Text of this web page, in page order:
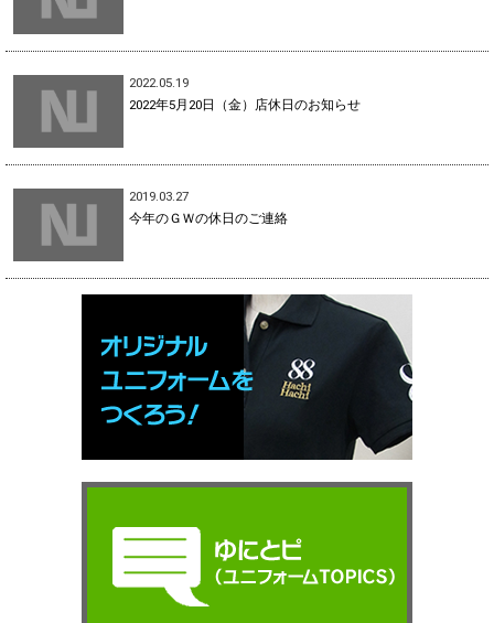
2022.05.19
2022年5月20日（金）店休日のお知らせ
2019.03.27
今年のＧＷの休日のご連絡